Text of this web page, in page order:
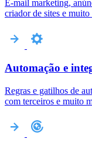
E-mail marketing,
criador de sites e muito
Automação e
Regras e gatilhos de
com terceiros e muito